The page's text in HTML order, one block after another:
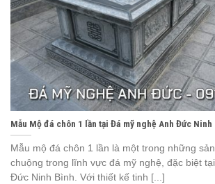
Mẫu Mộ đá chôn 1 lần tại Đá mỹ nghệ Anh Đức Ninh
Mẫu mộ đá chôn 1 lần là một trong những
chuộng trong lĩnh vực đá mỹ nghệ, đặc biệt
Đức Ninh Bình. Với thiết kế tinh [...]